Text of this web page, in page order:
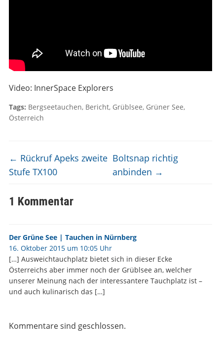
Video: InnerSpace Explorers
Tags: Bergseetauchen, Bericht, Grüblsee, Grüner See,
Österreich
← Rückruf Apeks zweite
Stufe TX100
Boltsnap richtig
anbinden →
1 Kommentar
Der Grüne See | Tauchen in Nürnberg
16. Oktober 2015 um 10:05 Uhr
[…] Ausweichtauchplatz bietet sich in dieser Ecke
Österreichs aber immer noch der Grüblsee an, welcher
unserer Meinung nach der interessantere Tauchplatz ist –
und auch kulinarisch das […]
Kommentare sind geschlossen.